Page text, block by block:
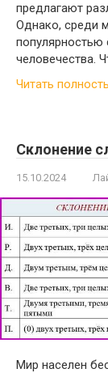
предлагают
Однако, среди
популярностью
человечества.
Читать
Склонение
15.10.2024
Мир населен